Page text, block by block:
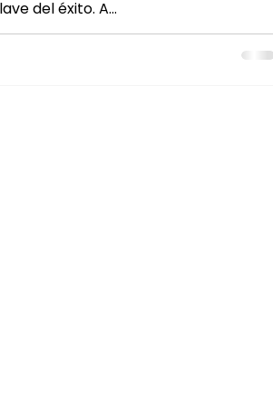
del éxito. A...